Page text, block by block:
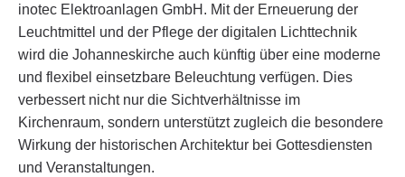
inotec Elektroanlagen GmbH. Mit der Erneuerung der
Leuchtmittel und der Pflege der digitalen Lichttechnik
wird die Johanneskirche auch künftig über eine moderne
und flexibel einsetzbare Beleuchtung verfügen. Dies
verbessert nicht nur die Sichtverhältnisse im
Kirchenraum, sondern unterstützt zugleich die besondere
Wirkung der historischen Architektur bei Gottesdiensten
und Veranstaltungen.